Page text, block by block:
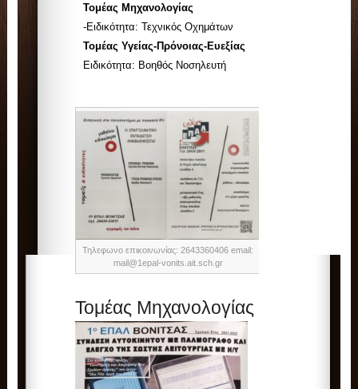
Τομέας Μηχανολογίας
-Ειδικότητα: Τεχνικός Οχημάτων
Τομέας Υγείας-Πρόνοιας-Ευεξίας
Ειδικότητα: Βοηθός Νοσηλευτή
Τηλεφωνο επικοινωνίας: 2643360406 email:
mail@1epal-vonits.ait.sch.gr
Τομέας Μηχανολογίας